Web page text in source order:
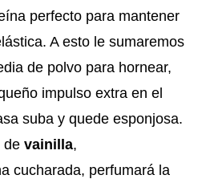
perfecto para mantener
A esto le sumaremos
de polvo para hornear,
impulso extra en el
suba y quede esponjosa.
de vainilla,
cucharada, perfumará la